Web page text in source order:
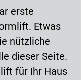
erste
Etwas
nützliche
dieser Seite.
für Ihr Haus